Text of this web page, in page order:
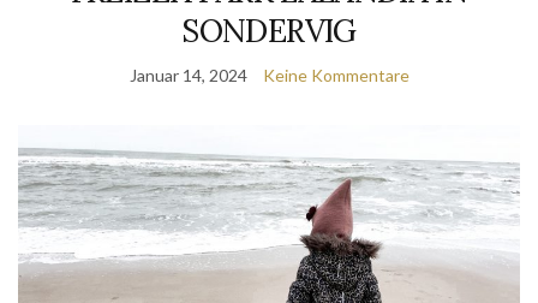
SONDERVIG
Januar 14, 2024 Keine Kommentare